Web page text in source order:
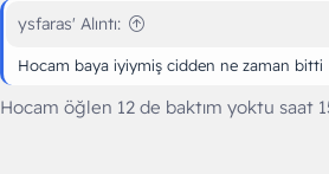
e
e
ysfaras' Alıntı:
Hocam baya iyiymiş cidden ne zaman bitti
Hocam öğlen 12 de baktım yoktu saat